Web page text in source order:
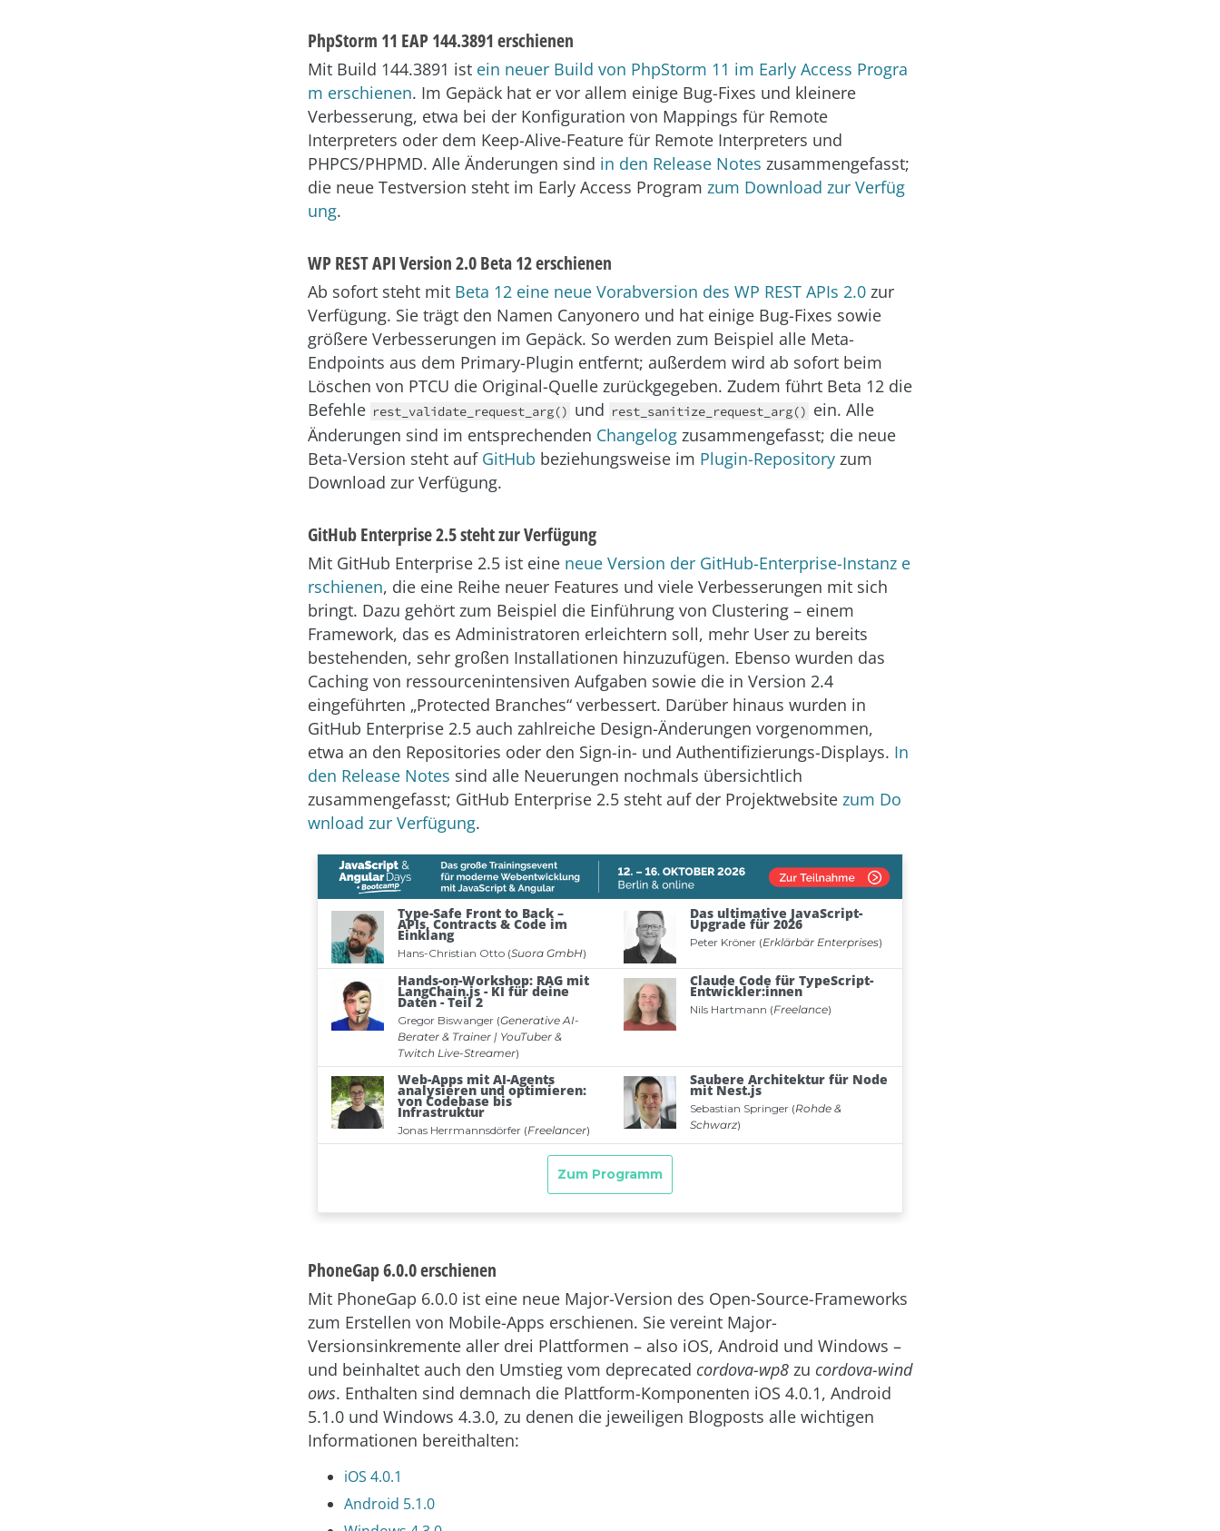
PhpStorm 11 EAP 144.3891 erschienen
Mit Build 144.3891 ist ein neuer Build von PhpStorm 11 im Early Access Progra
m erschienen. Im Gepäck hat er vor allem einige Bug-Fixes und kleinere
Verbesserung, etwa bei der Konfiguration von Mappings für Remote
Interpreters oder dem Keep-Alive-Feature für Remote Interpreters und
PHPCS/PHPMD. Alle Änderungen sind in den Release Notes zusammengefasst;
die neue Testversion steht im Early Access Program zum Download zur Verfüg
ung.
WP REST API Version 2.0 Beta 12 erschienen
Ab sofort steht mit Beta 12 eine neue Vorabversion des WP REST APIs 2.0 zur
Verfügung. Sie trägt den Namen Canyonero und hat einige Bug-Fixes sowie
größere Verbesserungen im Gepäck. So werden zum Beispiel alle Meta-
Endpoints aus dem Primary-Plugin entfernt; außerdem wird ab sofort beim
Löschen von PTCU die Original-Quelle zurückgegeben. Zudem führt Beta 12 die
Befehle rest_validate_request_arg() und rest_sanitize_request_arg() ein. Alle
Änderungen sind im entsprechenden Changelog zusammengefasst; die neue
Beta-Version steht auf GitHub beziehungsweise im Plugin-Repository zum
Download zur Verfügung.
GitHub Enterprise 2.5 steht zur Verfügung
Mit GitHub Enterprise 2.5 ist eine neue Version der GitHub-Enterprise-Instanz e
rschienen, die eine Reihe neuer Features und viele Verbesserungen mit sich
bringt. Dazu gehört zum Beispiel die Einführung von Clustering – einem
Framework, das es Administratoren erleichtern soll, mehr User zu bereits
bestehenden, sehr großen Installationen hinzuzufügen. Ebenso wurden das
Caching von ressourcenintensiven Aufgaben sowie die in Version 2.4
eingeführten „Protected Branches“ verbessert. Darüber hinaus wurden in
GitHub Enterprise 2.5 auch zahlreiche Design-Änderungen vorgenommen,
etwa an den Repositories oder den Sign-in- und Authentifizierungs-Displays. In
den Release Notes sind alle Neuerungen nochmals übersichtlich
zusammengefasst; GitHub Enterprise 2.5 steht auf der Projektwebsite zum Do
wnload zur Verfügung.
PhoneGap 6.0.0 erschienen
Mit PhoneGap 6.0.0 ist eine neue Major-Version des Open-Source-Frameworks
zum Erstellen von Mobile-Apps erschienen. Sie vereint Major-
Versionsinkremente aller drei Plattformen – also iOS, Android und Windows –
und beinhaltet auch den Umstieg vom deprecated cordova-wp8 zu cordova-wind
ows. Enthalten sind demnach die Plattform-Komponenten iOS 4.0.1, Android
5.1.0 und Windows 4.3.0, zu denen die jeweiligen Blogposts alle wichtigen
Informationen bereithalten:
iOS 4.0.1
Android 5.1.0